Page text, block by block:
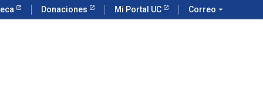
Donaciones Mi Portal UC Correo arrow_drop_down